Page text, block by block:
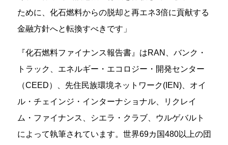
ために、化石燃料からの脱却と再エネ3倍に貢献する
金融方針へと転換すべきです」
『化石燃料ファイナンス報告書』はRAN、バンク・
トラック、エネルギー・エコロジー・開発センター
（CEED）、先住民族環境ネットワーク(IEN)、オイ
ル・チェインジ・インターナショナル、リクレイ
ム・ファイナンス、シエラ・クラブ、ウルゲバルト
によって執筆されています。世界69カ国480以上の団